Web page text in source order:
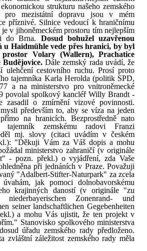
strukturu našeho zemského
pro mezistátní dopravu jsou v mém
příznivé. Silnice vedoucí k hraničnímu
v jihoněmeckém prostoru tím nejlepším
do Brna. Dosud bohužel uzavřenou
u Haidmühle vede přes hranici, by byl
Volary (Wallern), Prachatice
Budějovice.Dále zemský rada uvádí, že
ulehčení cestovního ruchu. Prosí proto
tajemníka Karla Herolda (politik SPD,
a na ministerstvo pro vnitroněmecké
povolal spolkový kancléř Willy Brandt -
zasadil o zmírnění vizové povinnosti.
především to, aby se víza na jeden
na hranicích. Bezprostředně nato
tajemník zemskému radovi Franzi
mj. slovy (citaci uvádím v českém
"Děkuji Vám za Váš dopis a mohu
ministerstvo zahraničí (v originále
- pozn. překl.) o vyjádření, zda Vaše
při jednáních v Praze. Považuji
"Adalbert-Stifter-Naturpark" za zcela
jak pomoci dolnobavorskému
krajinných daností (v originále "zu
niederbayerischen Zonenrand- und
seiner landschaftlichen Gegebenheiten
a mohu Vás ujistit, že ten projekt v
Stanovisko spolkového ministerstva
úřadu zemského rady předloženo.
zvláštní záležitost zemského rady měla